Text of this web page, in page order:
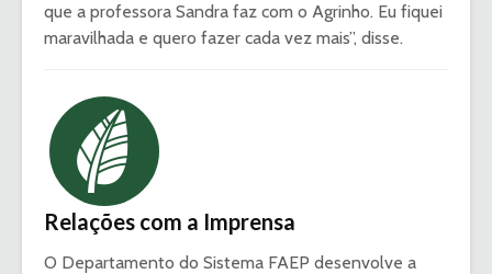
que a professora Sandra faz com o Agrinho. Eu fiquei
maravilhada e quero fazer cada vez mais”, disse.
Relações com a Imprensa
O Departamento do Sistema FAEP desenvolve a